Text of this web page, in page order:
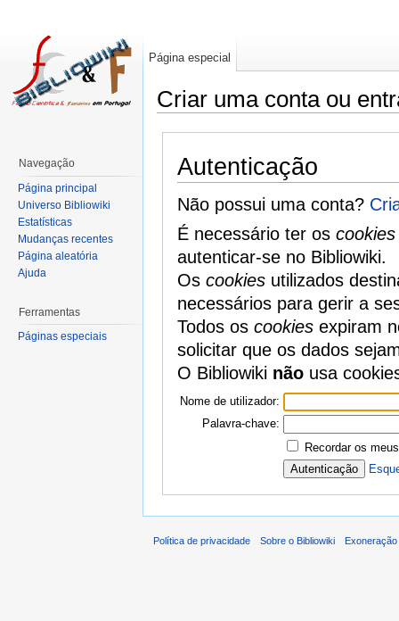
Criar uma conta ou
Autenticação
Não possui uma conta?
É necessário ter os cookies
autenticar-se no Bibliowiki.
Os cookiesutilizados
necessários para gerir a
Todos os cookiesexpiram
solicitar que os dados
O Bibliowiki nãousa
Nome de utilizador:
Palavra-chave:
Recordar os
Página especial
Navegação
Página principal
Universo Bibliowiki
Estatísticas
Mudanças recentes
Página aleatória
Ajuda
Ferramentas
Páginas especiais
Política de privacidade Sobre o Bibliowiki